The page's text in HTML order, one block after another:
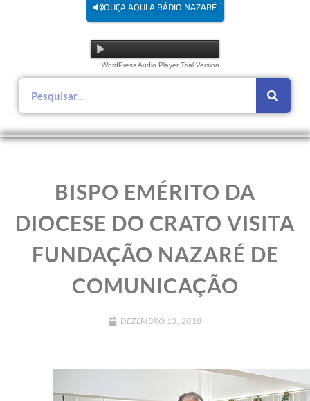
OUÇA AQUI A RÁDIO NAZARÉ
WordPress Audio Player Trial Version
BISPO EMÉRITO DA
DIOCESE DO CRATO VISITA
FUNDAÇÃO NAZARÉ DE
COMUNICAÇÃO
DEZEMBRO 13, 2018